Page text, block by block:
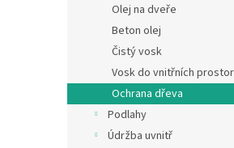
Olej na dveře
Beton olej
Čistý vosk
Vosk do vnitřních prostor
Ochrana dřeva
Podlahy
Údržba uvnitř